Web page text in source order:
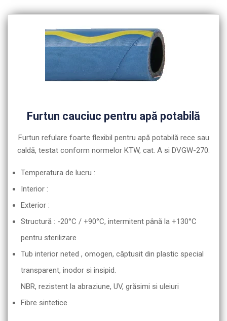
Furtun cauciuc pentru apă potabilă
Furtun refulare foarte flexibil pentru apă potabilă rece sau
caldă, testat conform normelor KTW, cat. A si DVGW-270.
Temperatura de lucru :
Interior :
Exterior :
Structură : -20°C / +90°C, intermitent până la +130°C
pentru sterilizare
Tub interior neted , omogen, căptusit din plastic special
transparent, inodor si insipid.
NBR, rezistent la abraziune, UV, grăsimi si uleiuri
Fibre sintetice